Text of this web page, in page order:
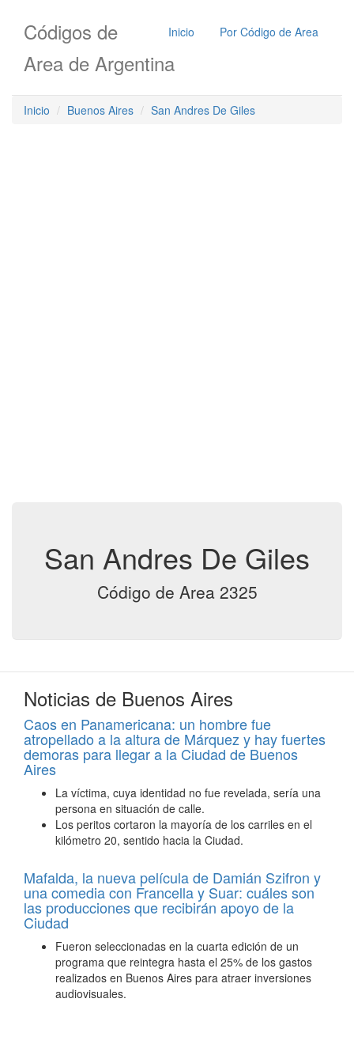
Inicio Por Código de Area
Códigos de
Area de Argentina
Inicio Buenos Aires San Andres De Giles
San Andres De Giles
Código de Area 2325
Noticias de Buenos Aires
Caos en Panamericana: un hombre fue
atropellado a la altura de Márquez y hay fuertes
demoras para llegar a la Ciudad de Buenos
Aires
La víctima, cuya identidad no fue revelada, sería una
persona en situación de calle.
Los peritos cortaron la mayoría de los carriles en el
kilómetro 20, sentido hacia la Ciudad.
Mafalda, la nueva película de Damián Szifron y
una comedia con Francella y Suar: cuáles son
las producciones que recibirán apoyo de la
Ciudad
Fueron seleccionadas en la cuarta edición de un
programa que reintegra hasta el 25% de los gastos
realizados en Buenos Aires para atraer inversiones
audiovisuales.